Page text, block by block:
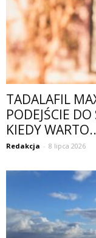
TADALAFIL
PODEJŚCIE
KIEDY
Redakcja - 8 lipca 2026